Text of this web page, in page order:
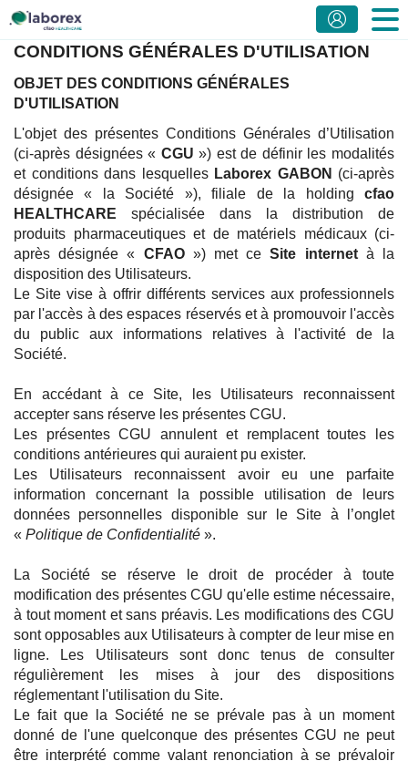
CONDITIONS GÉNÉRALES D'UTILISATION
OBJET DES CONDITIONS GÉNÉRALES
D'UTILISATION
L'objet des présentes Conditions Générales d’Utilisation
(ci-après désignées « CGU») est de définir les modalités
et conditions dans lesquelles Laborex GABON (ci-après
désignée « la Société »), filiale de la holding cfao
HEALTHCARE spécialisée dans la distribution de
produits pharmaceutiques et de matériels médicaux (ci-
après désignée « CFAO ») met ceSite internet à la
disposition des Utilisateurs.
Le Site vise à offrir différents services aux professionnels
par l'accès à des espaces réservés et à promouvoir l'accès
du public aux informations relatives à l'activité de la
Société.
En accédant à ce Site, les Utilisateurs reconnaissent
accepter sans réserve les présentes CGU.
Les présentes CGU annulent et remplacent toutes les
conditions antérieures qui auraient pu exister.
Les Utilisateurs reconnaissent avoir eu une parfaite
information concernant la possible utilisation de leurs
données personnelles disponible sur le Site à l’onglet
« Politique de Confidentialité ».
La Société se réserve le droit de procéder à toute
modification des présentes CGU qu'elle estime nécessaire,
à tout moment et sans préavis. Les modifications des CGU
sont opposables aux Utilisateurs à compter de leur mise en
ligne. Les Utilisateurs sont donc tenus de consulter
régulièrement les mises à jour des dispositions
réglementant l'utilisation du Site.
Le fait que la Société ne se prévale pas à un moment
donné de l'une quelconque des présentes CGU ne peut
être interprété comme valant renonciation à se prévaloir